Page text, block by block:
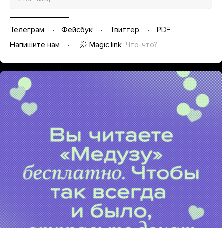
Телеграм Фейсбук Твиттер
PDF
Напишите нам
Magic link Что-что?